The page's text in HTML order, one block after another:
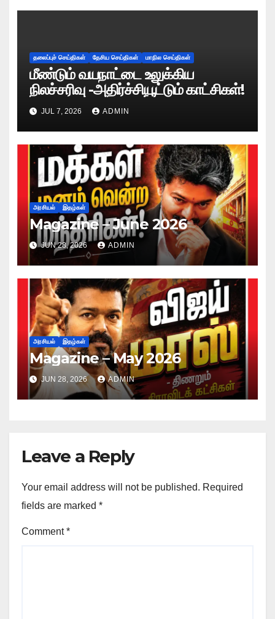
தலைப்புச் செய்திகள் தேசிய செய்திகள் மாநில செய்திகள்
மீண்டும் வயநாட்டை உலுக்கிய
நிலச்சரிவு -அதிர்ச்சியூட்டும் காட்சிகள்!
JUL 7, 2026 ADMIN
அரசியல் இதழ்கள்
Magazine – June 2026
JUN 28, 2026 ADMIN
அரசியல் இதழ்கள்
Magazine – May 2026
JUN 28, 2026 ADMIN
Leave a Reply
Your email address will not be published. Required
fields are marked *
Comment*